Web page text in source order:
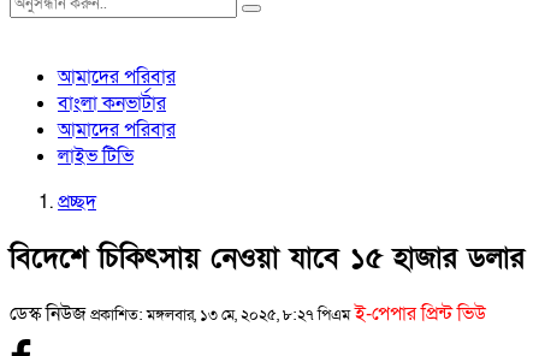
আমাদের পরিবার
বাংলা কনভার্টার
আমাদের পরিবার
লাইভ টিভি
প্রচ্ছদ
বিদেশে চিকিৎসায় নেওয়া যাবে ১৫ হাজার ডলার
ডেস্ক নিউজপ্রকাশিত: মঙ্গলবার, ১৩ মে, ২০২৫, ৮:২৭ পিএম ই-পেপার প্রিন্ট ভিউ